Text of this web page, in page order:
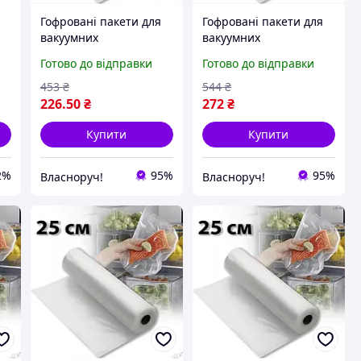
Гофровані пакети для
вакуумних
універсальні для
зберігання продуктів
захисту від псування
Готово до відправки
226.50 ₴
453 ₴
Купити
Власноруч! 95%
Гофровані пакети для
вакуумних
метрів для зберігання
продуктів захисту від
псування
Готово до відправки
272₴
544 ₴
Купити
Власноруч! 95%